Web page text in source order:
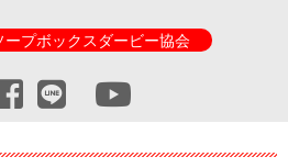
ープボックスダービー協会